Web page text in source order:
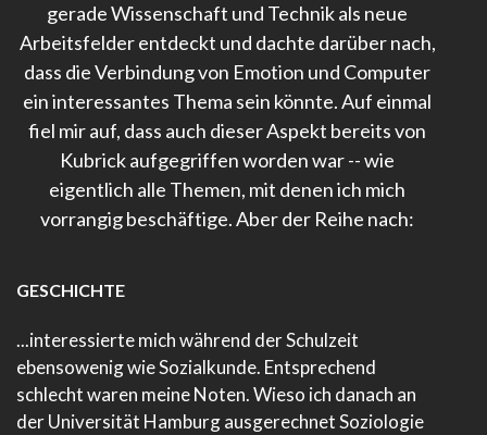
gerade Wissenschaft und Technik als neue
Arbeitsfelder entdeckt und dachte darüber nach,
dass die Verbindung von Emotion und Computer
ein interessantes Thema sein könnte. Auf einmal
fiel mir auf, dass auch dieser Aspekt bereits von
Kubrick aufgegriffen worden war -- wie
eigentlich alle Themen, mit denen ich mich
vorrangig beschäftige. Aber der Reihe nach:
GESCHICHTE
...interessierte mich während der Schulzeit
ebensowenig wie Sozialkunde. Entsprechend
schlecht waren meine Noten. Wieso ich danach an
der Universität Hamburg ausgerechnet Soziologie